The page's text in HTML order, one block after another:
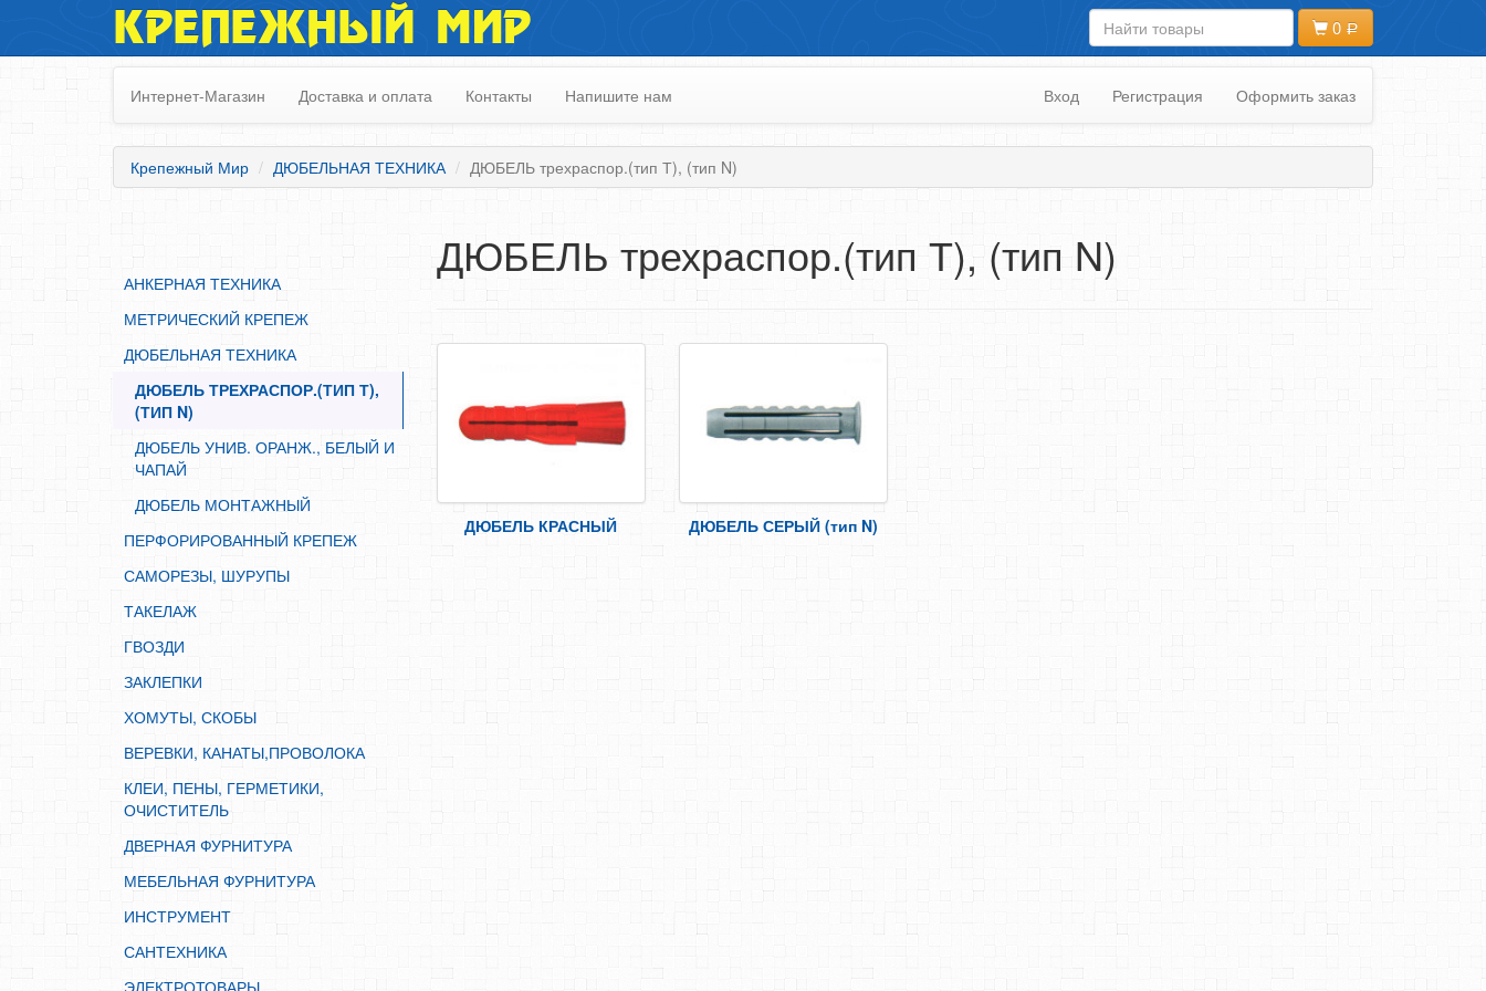
АНКЕРНАЯ ТЕХНИКА
МЕТРИЧЕСКИЙ КРЕПЕЖ
ДЮБЕЛЬНАЯ ТЕХНИКА
ДЮБЕЛЬ ТРЕХРАСПОР.(ТИП Т), (ТИП N)
ДЮБЕЛЬ УНИВ. ОРАНЖ., БЕЛЫЙ И ЧАПАЙ
ДЮБЕЛЬ МОНТАЖНЫЙ
ПЕРФОРИРОВАННЫЙ КРЕПЕЖ
САМОРЕЗЫ, ШУРУПЫ
ВЕРЕВКИ, КАНАТЫ,ПРОВОЛОКА
КЛЕИ, ПЕНЫ, ГЕРМЕТИКИ, ОЧИСТИТЕЛЬ
ДВЕРНАЯ ФУРНИТУРА
МЕБЕЛЬНАЯ ФУРНИТУРА
ИНСТРУМЕНТ
САНТЕХНИКА
ЭЛЕКТРОТОВАРЫ
ХОЗТОВАРЫ
ЛЕНТЫ, СКОТЧИ, ПЛЕНКИ
СРЕДСТВА ЗАЩИТЫ ТРУДА
ЭЛЕКТРОДЫ, ПРОВОЛКА
ЭЛЕКТРОИНСТРУМЕНТ
КРЕПЕЖНЫЙ МИР 0
Интернет-Магазин Доставка и оплата Контакты Напишите нам Вход Регистрация Оформить заказ
Крепежный Мир ДЮБЕЛЬНАЯ ТЕХНИКА ДЮБЕЛЬ трехраспор.(тип Т), (тип N)
АНКЕРНАЯ ТЕХНИКА
МЕТРИЧЕСКИЙ КРЕПЕЖ
ДЮБЕЛЬНАЯ ТЕХНИКА
ДЮБЕЛЬ ТРЕХРАСПОР.(ТИП Т),
(ТИП N)
ДЮБЕЛЬ УНИВ. ОРАНЖ., БЕЛЫЙ И
ЧАПАЙ
ДЮБЕЛЬ МОНТАЖНЫЙ
ПЕРФОРИРОВАННЫЙ КРЕПЕЖ
САМОРЕЗЫ, ШУРУПЫ
ТАКЕЛАЖ
ГВОЗДИ
ЗАКЛЕПКИ
ХОМУТЫ, СКОБЫ
ВЕРЕВКИ, КАНАТЫ,ПРОВОЛОКА
КЛЕИ, ПЕНЫ, ГЕРМЕТИКИ,
ОЧИСТИТЕЛЬ
ДВЕРНАЯ ФУРНИТУРА
МЕБЕЛЬНАЯ ФУРНИТУРА
ИНСТРУМЕНТ
САНТЕХНИКА
ЭЛЕКТРОТОВАРЫ
ДЮБЕЛЬ трехраспор.(тип Т), (тип N)
ДЮБЕЛЬ КРАСНЫЙ ДЮБЕЛЬ СЕРЫЙ (тип N)